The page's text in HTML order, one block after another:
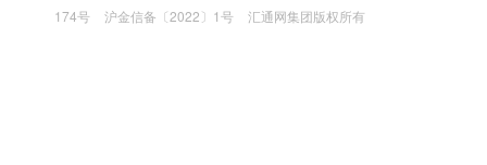
174号
沪金信备〔2022〕1号 汇通网集团版权所有